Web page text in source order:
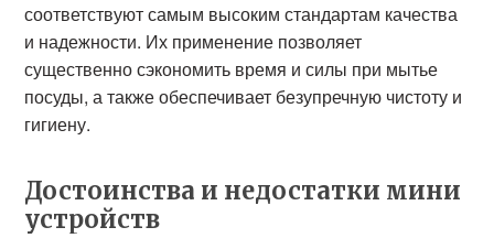
соответствуют самым высоким стандартам качества
и надежности. Их применение позволяет
существенно сэкономить время и силы при мытье
посуды, а также обеспечивает безупречную чистоту и
гигиену.
Достоинства и недостатки мини
устройств